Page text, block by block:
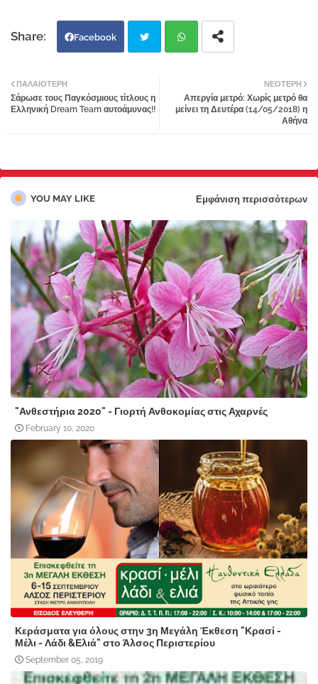
Facebook
tter atsa
ΝΕΌΤΕΡΗ
Απεργία μετρό: Χωρίς μετρό θα
μείνει τη Δευτέρα (14/05/2018) η
Αθήνα
ΠΑΛΑΙΌΤΕΡΗ
Σάρωσε τους Παγκόσμιους τίτλους η
Ελληνική Dream Team αυτοάμυνας!!
YOU MAY LIKE Εμφάνιση περισσότερων
"Ανθεστήρια 2020" - Γιορτή Ανθοκομίας στις Αχαρνές
February 10, 2020
Κεράσματα για όλους στην 3η Μεγάλη Έκθεση "Κρασί -
Μέλι - Λάδι &Ελιά" στο Άλσος Περιστερίου
September 05, 2019